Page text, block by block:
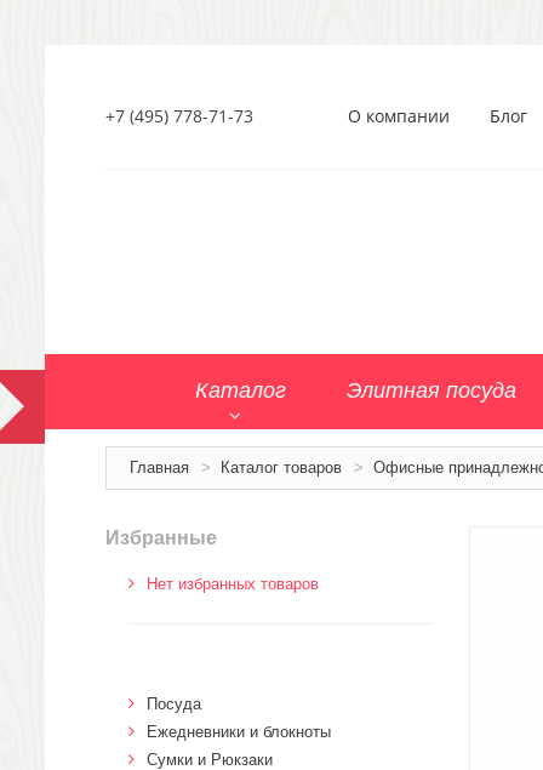
+7 (495) 778-71-73 О компании Блог
Каталог Элитная посуда
Главная > Каталог товаров > Офисные
Избранные
Нет избранных товаров
Посуда
Ежедневники и блокноты
Сумки и Рюкзаки